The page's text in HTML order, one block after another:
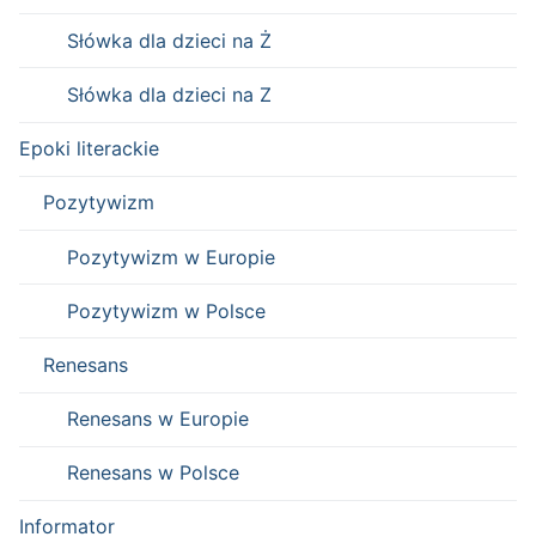
Słówka dla dzieci na Ż
Słówka dla dzieci na Z
Epoki literackie
Pozytywizm
Pozytywizm w Europie
Pozytywizm w Polsce
Renesans
Renesans w Europie
Renesans w Polsce
Informator